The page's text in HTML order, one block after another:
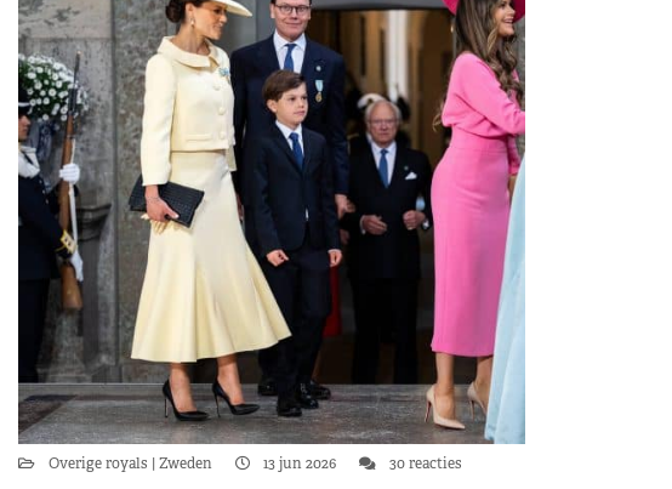
Overige royals Zweden 13 jun 2026 30 reacties